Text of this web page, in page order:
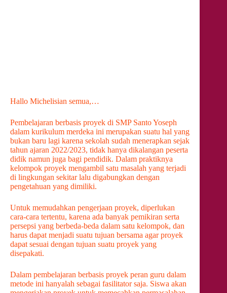
Hallo Michelisian semua,…
Pembelajaran berbasis proyek di SMP Santo Yoseph
dalam kurikulum merdeka ini merupakan suatu hal yang
bukan baru lagi karena sekolah sudah menerapkan sejak
tahun ajaran 2022/2023, tidak hanya dikalangan peserta
didik namun juga bagi pendidik. Dalam praktiknya
kelompok proyek mengambil satu masalah yang terjadi
di lingkungan sekitar lalu digabungkan dengan
pengetahuan yang dimiliki.
Untuk memudahkan pengerjaan proyek, diperlukan
cara-cara tertentu, karena ada banyak pemikiran serta
persepsi yang berbeda-beda dalam satu kelompok, dan
harus dapat menjadi suatu tujuan bersama agar proyek
dapat sesuai dengan tujuan suatu proyek yang
disepakati.
Dalam pembelajaran berbasis proyek peran guru dalam
metode ini hanyalah sebagai fasilitator saja. Siswa akan